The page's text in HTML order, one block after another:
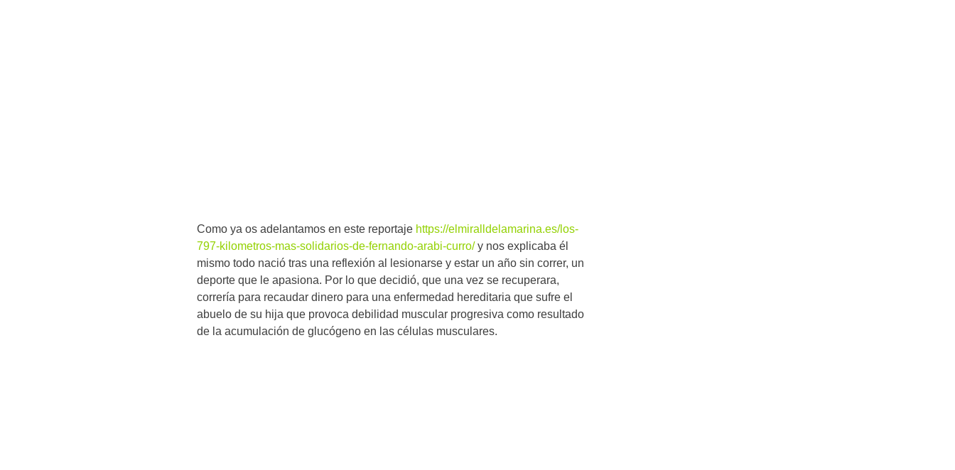
Como ya os adelantamos en este reportaje https://elmiralldelamarina.es/los-
797-kilometros-mas-solidarios-de-fernando-arabi-curro/y nos explicaba él
mismo todo nació tras una reflexión al lesionarse y estar un año sin correr, un
deporte que le apasiona. Por lo que decidió, que una vez se recuperara,
correría para recaudar dinero para una enfermedad hereditaria que sufre el
abuelo de su hija que provoca debilidad muscular progresiva como resultado
de la acumulación de glucógeno en las células musculares.